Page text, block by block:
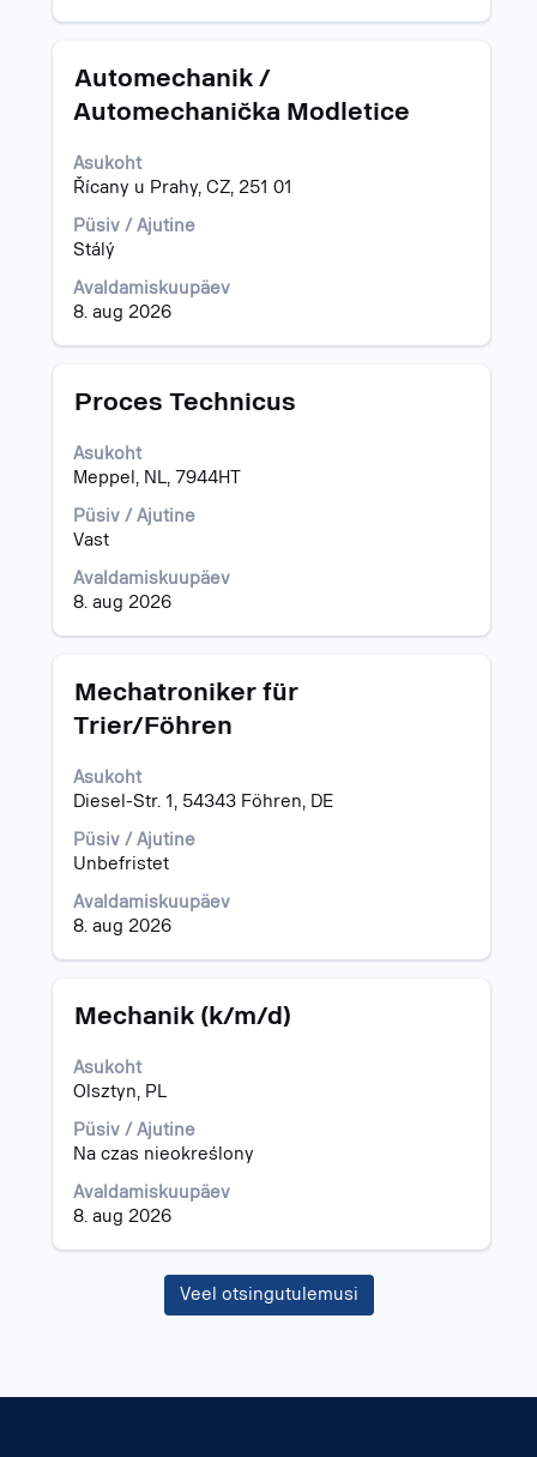
Ametinimetus
Automechanik /
Automechanička Modletice
Asukoht
Řícany u Prahy, CZ, 251 01
Püsiv / Ajutine
Stálý
Avaldamiskuupäev
8. aug 2026
Töö
täieliku
kuvamiseks
valige
tühikuklahviga.
Ametinimetus
Proces Technicus
Asukoht
Meppel, NL, 7944HT
Püsiv / Ajutine
Vast
Avaldamiskuupäev
8. aug 2026
Töö
täieliku
sisu
kuvamiseks
valige
tühikuklahviga.
Ametinimetus
Mechatroniker für
Trier/Föhren
Asukoht
Diesel-Str. 1, 54343 Föhren, DE
Püsiv / Ajutine
Unbefristet
Avaldamiskuupäev
8. aug 2026
Töö
täieliku
kuvamiseks
valige
tühikuklahviga.
Ametinimetus
Mechanik (k/m/d)
Asukoht
Olsztyn, PL
Püsiv / Ajutine
Na czas nieokreślony
Avaldamiskuupäev
8. aug 2026
Töö
täieliku
sisu
kuvamiseks
valige
tühikuklahviga.
Veel otsingutulemusi